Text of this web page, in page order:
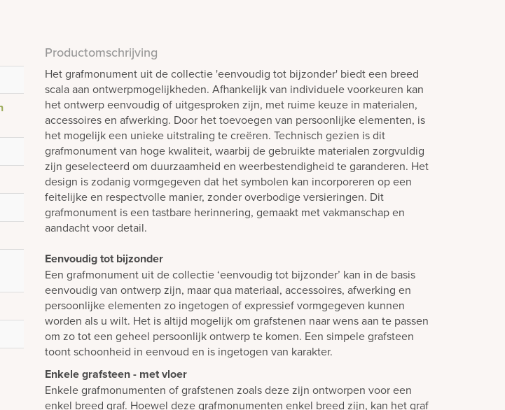
Productomschrijving
Het grafmonument uit de collectie 'eenvoudig tot bijzonder' biedt een breed
scala aan ontwerpmogelijkheden. Afhankelijk van individuele voorkeuren kan
het ontwerp eenvoudig of uitgesproken zijn, met ruime keuze in materialen,
accessoires en afwerking. Door het toevoegen van persoonlijke elementen, is
het mogelijk een unieke uitstraling te creëren. Technisch gezien is dit
grafmonument van hoge kwaliteit, waarbij de gebruikte materialen zorgvuldig
zijn geselecteerd om duurzaamheid en weerbestendigheid te garanderen. Het
design is zodanig vormgegeven dat het symbolen kan incorporeren op een
feitelijke en respectvolle manier, zonder overbodige versieringen. Dit
grafmonument is een tastbare herinnering, gemaakt met vakmanschap en
aandacht voor detail.
Eenvoudig tot bijzonder
Een grafmonument uit de collectie ‘eenvoudig tot bijzonder’ kan in de basis
eenvoudig van ontwerp zijn, maar qua materiaal, accessoires, afwerking en
persoonlijke elementen zo ingetogen of expressief vormgegeven kunnen
worden als u wilt. Het is altijd mogelijk om grafstenen naar wens aan te passen
om zo tot een geheel persoonlijk ontwerp te komen. Een simpele grafsteen
toont schoonheid in eenvoud en is ingetogen van karakter.
Enkele grafsteen - met vloer
Enkele grafmonumenten of grafstenen zoals deze zijn ontworpen voor een
enkel breed graf. Hoewel deze grafmonumenten enkel breed zijn, kan het graf